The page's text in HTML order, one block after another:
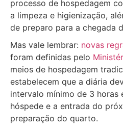
processo de hospedagem
a limpeza e higienização,
de preparo para a chegada
Mas vale lembrar: novas
foram definidas pelo
meios de hospedagem
estabelecem que a diária
intervalo mínimo de 3 horas
hóspede e a entrada do
preparação do quarto.